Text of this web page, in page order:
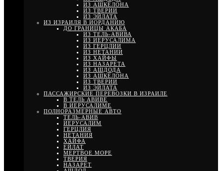
ИЗ АШКЕЛОНА
ИЗ ТВЕРИИ
ИЗ ЭЙЛАТА
ИЗ ИЗРАИЛЯ В ИОРДАНИЮ
ДО ГРАНИЦЫ АКАБА
ИЗ ТЕЛЬ-АВИВА
ИЗ ИЕРУСАЛИМА
ИЗ ГЕРЦЛИИ
ИЗ НЕТАНИИ
ИЗ ХАЙФЫ
ИЗ НАЗАРЕТА
ИЗ АШДОДА
ИЗ АШКЕЛОНА
ИЗ ТВЕРИИ
ИЗ ЭЙЛАТА
ПАССАЖИРСКИЕ ПЕРЕВОЗКИ В ИЗРАИЛЕ
В ТЕЛЬ АВИВЕ
В ИЕРУСАЛИМЕ
ПОЛНОРАЗМЕРНЫЕ АВТО
ТЕЛЬ-АВИВ
ИЕРУСАЛИМ
ГЕРЦЛИЯ
НЕТАНИЯ
ХАЙФА
ЕЙЛАТ
МЕРТВОЕ МОРЕ
ТВЕРИЯ
НАЗАРЕТ